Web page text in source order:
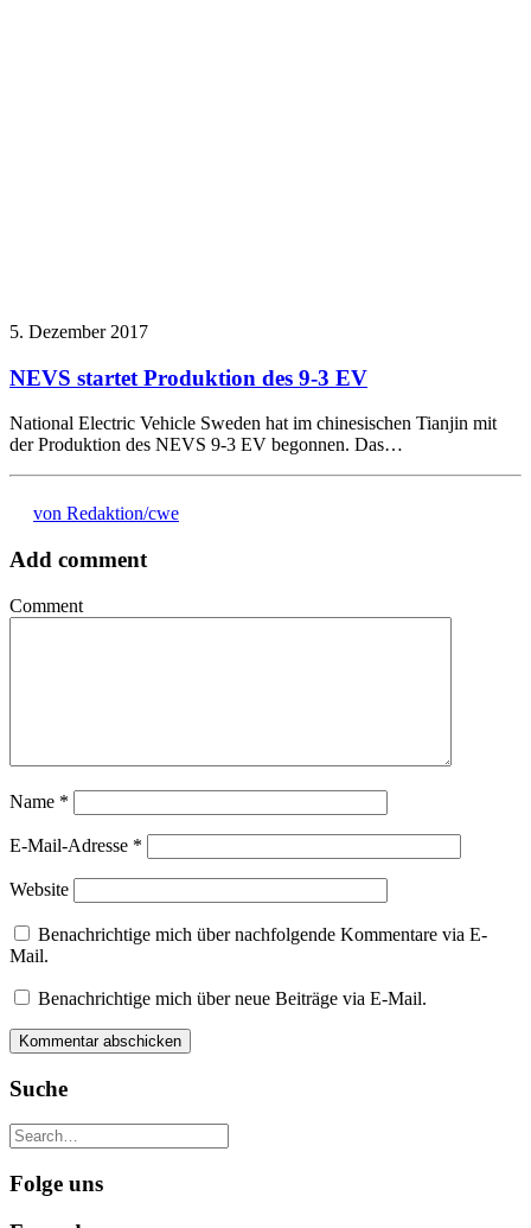
5. Dezember 2017
NEVS startet Produktion des 9-3 EV
National Electric Vehicle Sweden hat im chinesischen Tianjin mit
der Produktion des NEVS 9-3 EV begonnen. Das…
von Redaktion/cwe
Add comment
Comment
Name *
E-Mail-Adresse *
Website
Benachrichtige mich über nachfolgende Kommentare via E-
Mail.
Benachrichtige mich über neue Beiträge via E-Mail.
Suche
Folge uns